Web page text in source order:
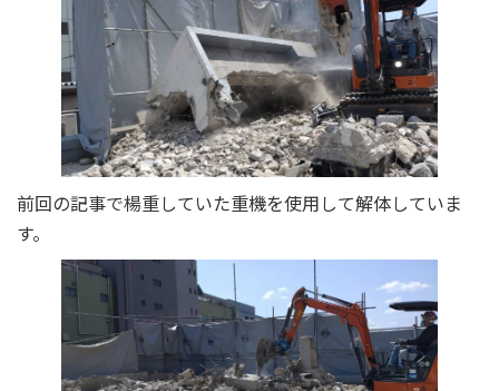
前回の記事で楊重していた重機を使用して解体していま
す。